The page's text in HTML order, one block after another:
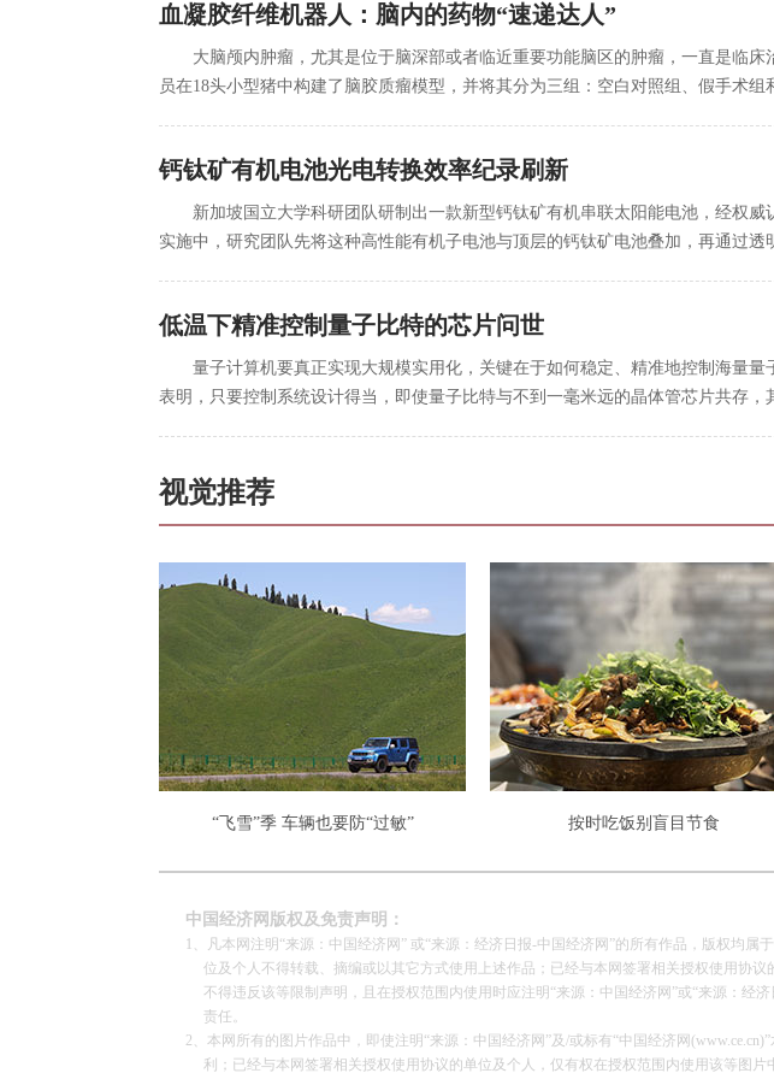
血凝胶纤维机器人：脑内的药物“速递达人”
大脑颅内肿瘤，尤其是位于脑深部或者临近重要功能脑区的肿瘤，一直是临
员在18头小型猪中构建了脑胶质瘤模型，并将其分为三组：空白对照组、假手术
钙钛矿有机电池光电转换效率纪录刷新
新加坡国立大学科研团队研制出一款新型钙钛矿有机串联太阳能电池，经权
实施中，研究团队先将这种高性能有机子电池与顶层的钙钛矿电池叠加，再通过
低温下精准控制量子比特的芯片问世
量子计算机要真正实现大规模实用化，关键在于如何稳定、精准地控制海量
表明，只要控制系统设计得当，即使量子比特与不到一毫米远的晶体管芯片共存
视觉推荐
“飞雪”季 车辆也要防“过敏” 按时吃饭别盲目节食
中国经济网版权及免责声明：
1、凡本网注明“来源：中国经济网” 或“来源：经济日报-中国经济网”的所有作品，版权均
位及个人不得转载、摘编或以其它方式使用上述作品；已经与本网签署相关授权使用协议
不得违反该等限制声明，且在授权范围内使用时应注明“来源：中国经济网”或“来源：经
责任。
2、本网所有的图片作品中，即使注明“来源：中国经济网”及/或标有“中国经济网
利；已经与本网签署相关授权使用协议的单位及个人，仅有权在授权范围内使用该等图片